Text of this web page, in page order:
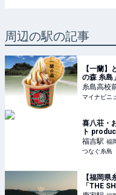
周辺の駅の記事
【一蘭
の森 糸島
のはちみ
糸島高校
マイナビニ
喜八荘・
ト
福吉駅 福
つなぐ糸島
【福岡
「THE